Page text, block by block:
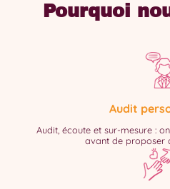
Pourquoi
Audit
Audit, écoute et sur-mesure :
avant de proposer